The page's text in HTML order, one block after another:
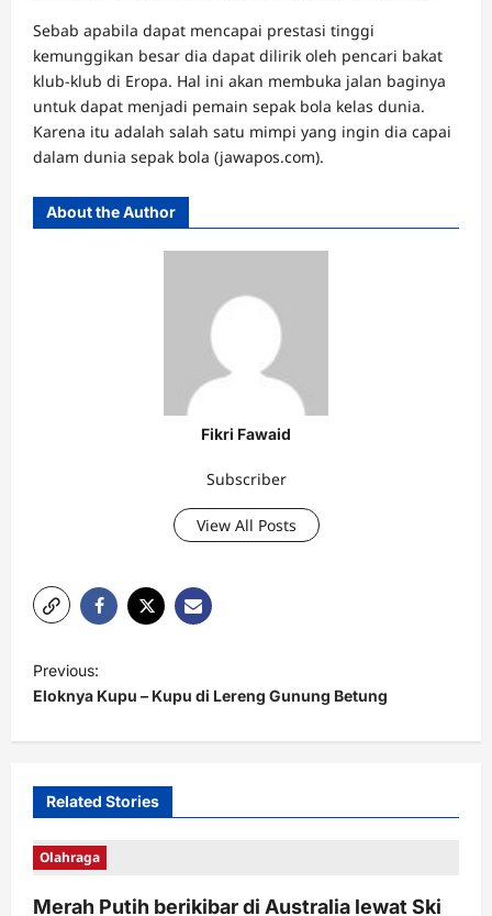
Sebab apabila dapat mencapai prestasi tinggi
kemunggikan besar dia dapat dilirik oleh pencari bakat
klub-klub di Eropa. Hal ini akan membuka jalan baginya
untuk dapat menjadi pemain sepak bola kelas dunia.
Karena itu adalah salah satu mimpi yang ingin dia capai
dalam dunia sepak bola (jawapos.com).
About the Author
Fikri Fawaid
Subscriber
View All Posts
o
n
a
v
i
Previous:
Eloknya Kupu – Kupu di Lereng Gunung Betung
Related Stories
Olahraga
Merah Putih berikibar di Australia lewat Ski